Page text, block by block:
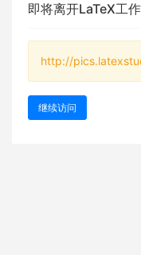
即将离开LaTeX工
http://
继续访问